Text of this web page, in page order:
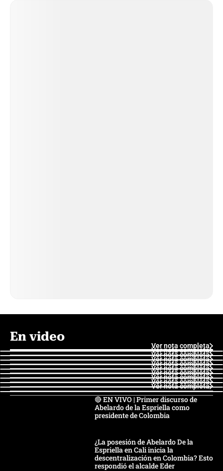
En video
Ver nota completa
Ver nota completa
Ver nota completa
Ver nota completa
Ver nota completa
Ver nota completa
Ver nota completa
Ver nota completa
Ver nota completa
Ver nota completa
🔴 EN VIVO | Primer discurso de
Abelardo de la Espriella como
presidente de Colombia
¿La posesión de Abelardo De la
Espriella en Cali inicia la
descentralización en Colombia? Esto
respondió el alcalde Eder